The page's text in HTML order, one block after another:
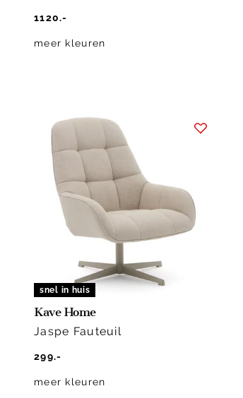
1120.-
meer kleuren
snel in huis
Kave Home
Jaspe Fauteuil
299.-
meer kleuren